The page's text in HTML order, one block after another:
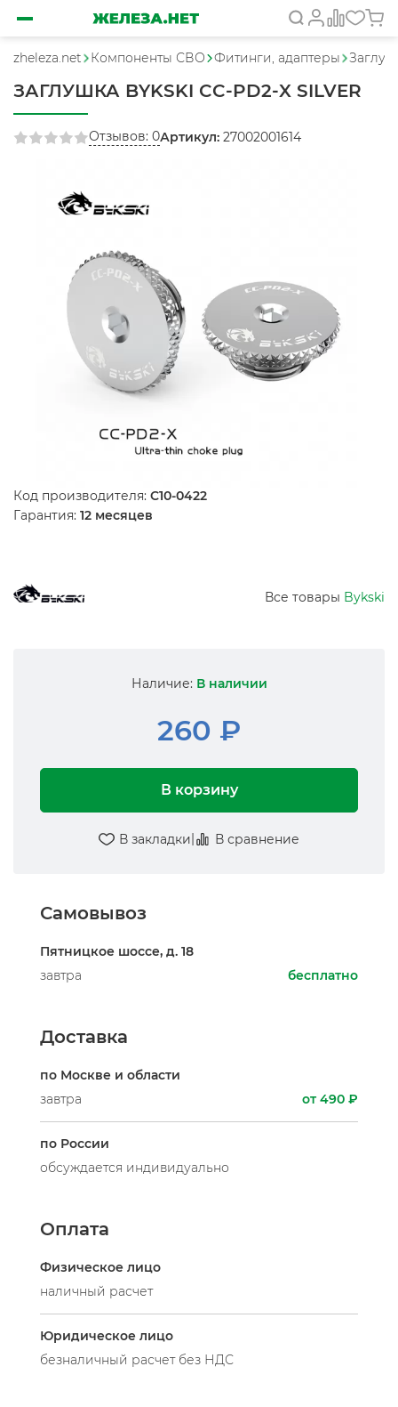
zheleza.net Компоненты СВО Фитинги, адаптеры
ЗАГЛУШКА BYKSKI CC-PD2-X SILVER
Отзывов: 0Артикул: 27002001614
Код производителя: C10-0422
Гарантия: 12 месяцев
Все товары Bykski
Наличие: В наличии
260 ₽
В корзину
В закладки| В сравнение
Самовывоз
Пятницкое шоссе, д. 18
завтра
бесплатно
Доставка
по Москве и области
завтра
от 490 ₽
по России
обсуждается индивидуально
Оплата
Физическое лицо
наличный расчет
Юридическое лицо
безналичный расчет без НДС